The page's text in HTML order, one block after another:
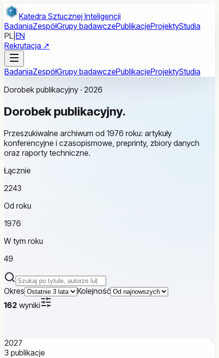
Przejdź do treści głównej
Katedra Sztucznej Inteligencji
BadaniaZespółGrupy badawczePublikacjeProjektyStudia
PL EN
Rekrutacja ↗
BadaniaZespółGrupy badawczePublikacjeProjektyStudia
Dorobek publikacyjny · 2026
Dorobek publikacyjny.
Przeszukiwalne archiwum od 1976 roku: artykuły
konferencyjne i czasopismowe, preprinty, zbiory danych
oraz raporty techniczne.
Łącznie
2243
Od roku
1976
W tym roku
49
Szukaj publikacji
Okres
Kolejność
162 wyniki
2027
3 publikacje